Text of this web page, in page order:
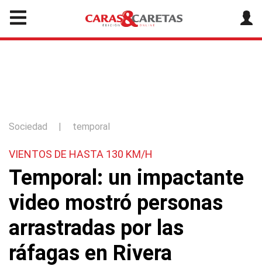
Sociedad | temporal
VIENTOS DE HASTA 130 KM/H
Temporal: un impactante
video mostró personas
arrastradas por las
ráfagas en Rivera